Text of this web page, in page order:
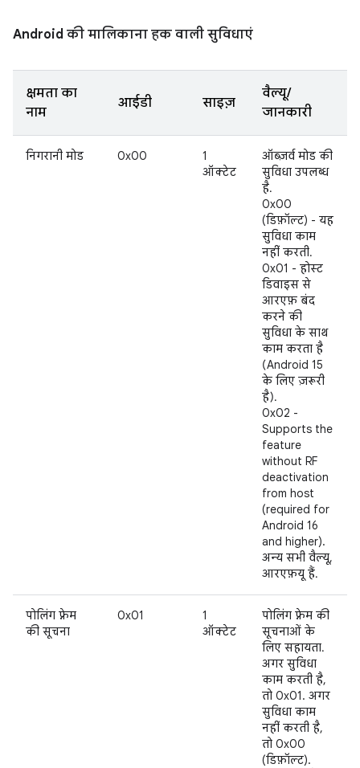
Android की मालिकाना हक वाली सुविधाएं
क्षमता का
नाम
आईडी साइज़
वैल्यू/
जानकारी
निगरानी मोड 0x00
1
ऑक्टेट
ऑब्ज़र्व मोड की
सुविधा उपलब्ध
है.
0x00
(डिफ़ॉल्ट) - यह
सुविधा काम
नहीं करती.
0x01 - होस्ट
डिवाइस से
आरएफ़ बंद
करने की
सुविधा के साथ
काम करता है
(Android 15
के लिए ज़रूरी
है).
0x02 -
Supports the
feature
without RF
deactivation
from host
(required for
Android 16
and higher).
अन्य सभी वैल्यू,
आरएफ़यू हैं.
पोलिंग फ़्रेम
की सूचना
0x01
1
ऑक्टेट
पोलिंग फ़्रेम की
सूचनाओं के
लिए सहायता.
अगर सुविधा
काम करती है,
तो 0x01. अगर
सुविधा काम
नहीं करती है,
तो 0x00
(डिफ़ॉल्ट).